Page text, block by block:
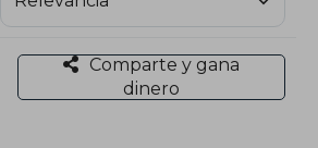
Comparte y gana
dinero